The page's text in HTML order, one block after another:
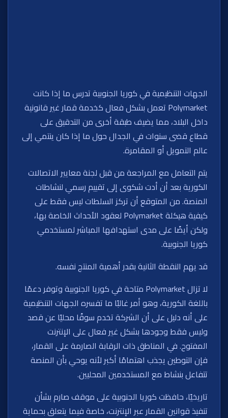
الجهات التنظيمية في كوريا الجنوبية تدرس ما إذا كانت
Polymarket تعمل بشكل فعال كخدمة قمار غير قانونية
داخل البلاد، مما يضيف طبقة أخرى من التدقيق على
قطاع قضى سنوات في الجدال حول ما إذا كان ينتمي إلى
عالم التمويل أو المقامرة.
يتم التعامل مع المراجعة من قبل لجنة معايير الاتصالات
الكورية بعد أن أدت شكوى إلى تقييم رسمي لنشاطات
المنصة. من المتوقع أن تركز السلطات ليس فقط على
كيفية هيكلة Polymarket لعقود الأحداث الخاصة بها،
ولكن أيضًا على مدى استهدافها المباشر لمستخدمي
كوريا الجنوبية.
قد يهم النقطة الثانية بقدر أهمية المنتج نفسه.
لا تزال Polymarket متاحة في كوريا الجنوبية وتوفر دعمًا
باللغة الكورية، وهو أمر غالبًا ما تفسره الجهات التنظيمية
على أنه دليل على أن الشركة تخدم سوقًا محليًا عن قصد
وليس فقط وجودها بشكل غير فعال على الإنترنت
المفتوح. في المناطق ذات الرقابة الصارمة على القمار،
فإن التوطين يجذب اهتمامًا أكبر لأنه يوحي بأن المنصة
تتفاعل بنشاط مع المستخدمين المحليين.
تاريخيًا، حافظت كوريا الجنوبية على موقف صارم بشأن
تنفيذ قوانين القمار عبر الإنترنت، خاصة فيما يتعلق بحماية